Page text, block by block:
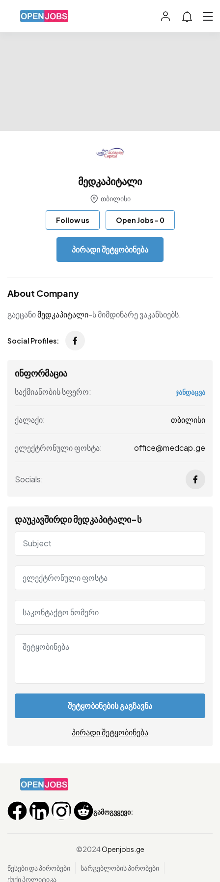
მედკაპიტალი
თბილისი
Follow us Open Jobs - 0
პირადი შეტყობინება
About Company
გაეცანიმედკაპიტალი-ს მიმდინარე ვაკანსიებს.
Social Profiles:
ინფორმაცია
საქმიანობის სფერო: ჯანდაცვა
ქალაქი: თბილისი
ელექტრონული ფოსტა: office@medcap.ge
Socials:
დაუკავშირდი მედკაპიტალი-ს
შეტყობინების გაგზავნა
პირადი შეტყობინება
გამოგვყევი:
©2024Openjobs.ge
წესები და პირობები
სარგებლობის პირობები
ქუქი პოლიტიკა